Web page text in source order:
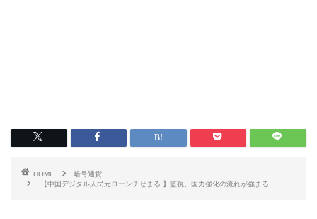
HOME
暗号通貨
【中国デジタル人民元ローンチせまる 】監視、国力強化の流れが強まる